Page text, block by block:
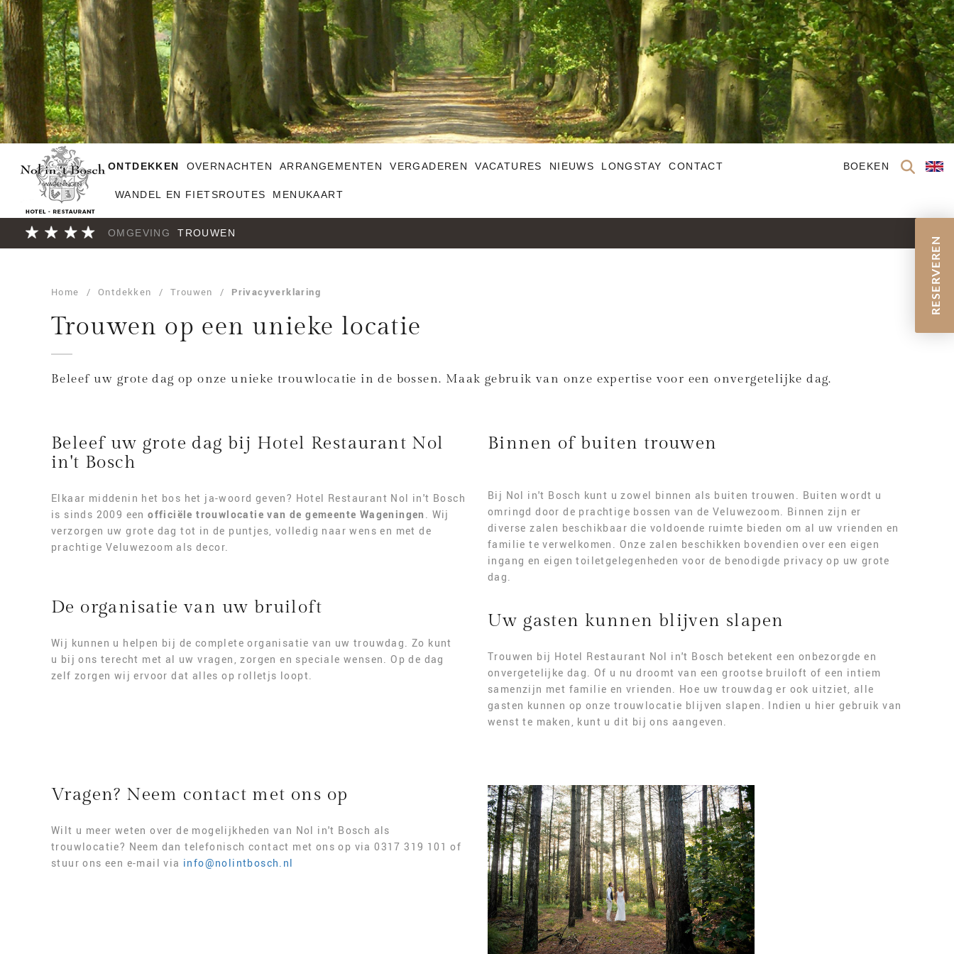
BOEKEN
ONTDEKKEN OVERNACHTEN ARRANGEMENTEN VERGADEREN VACATURES NIEUWS LONGSTAY CONTACT
WANDEL EN FIETSROUTES MENUKAART
OMGEVING TROUWEN
Home / Ontdekken / Trouwen / Privacyverklaring
Trouwen op een unieke locatie
Beleef uw grote dag op onze unieke trouwlocatie in de bossen. Maak gebruik van onze expertise voor een onvergetelijke dag.
Beleef uw grote dag bij Hotel Restaurant Nol
in't Bosch
Elkaar middenin het bos het ja-woord geven? Hotel Restaurant Nol in't Bosch
is sinds 2009 een officiële trouwlocatie van de gemeente Wageningen . Wij
verzorgen uw grote dag tot in de puntjes, volledig naar wens en met de
prachtige Veluwezoom als decor.
De organisatie van uw bruiloft
Wij kunnen u helpen bij de complete organisatie van uw trouwdag. Zo kunt
u bij ons terecht met al uw vragen, zorgen en speciale wensen. Op de dag
zelf zorgen wij ervoor dat alles op rolletjs loopt.
Binnen of buiten trouwen
Bij Nol in't Bosch kunt u zowel binnen als buiten trouwen. Buiten wordt u
omringd door de prachtige bossen van de Veluwezoom. Binnen zijn er
diverse zalen beschikbaar die voldoende ruimte bieden om al uw vrienden en
familie te verwelkomen. Onze zalen beschikken bovendien over een eigen
ingang en eigen toiletgelegenheden voor de benodigde privacy op uw grote
dag.
Uw gasten kunnen blijven slapen
Trouwen bij Hotel Restaurant Nol in't Bosch betekent een onbezorgde en
onvergetelijke dag. Of u nu droomt van een grootse bruiloft of een intiem
samenzijn met familie en vrienden. Hoe uw trouwdag er ook uitziet, alle
gasten kunnen op onze trouwlocatie blijven slapen. Indien u hier gebruik van
wenst te maken, kunt u dit bij ons aangeven.
Vragen? Neem contact met ons op
Wilt u meer weten over de mogelijkheden van Nol in't Bosch als
trouwlocatie? Neem dan telefonisch contact met ons op via 0317 319 101 of
stuur ons een e-mail via info@nolintbosch.nl
RESERVEREN